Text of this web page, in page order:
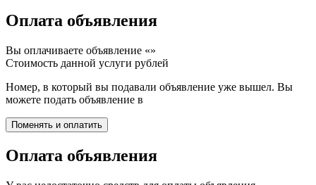
Оплата объявления
Вы оплачиваете объявление «»
Стоимость данной услуги рублей
Номер, в который вы подавали объявление уже вышел. Вы
можете подать объявление в
Оплата объявления